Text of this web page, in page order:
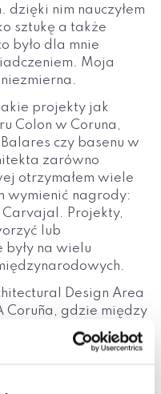
dzięki nim nauczyłem
sztukę a także
było dla mnie
Moja
projekty jak
Colon w Coruna,
czy basenu w
zarówno
otrzymałem wiele
wymienić nagrody:
Carvajal. Projekty,
lub
na wielu
Design Area
Coruña, gdzie między
obowiązki zastępcy
funkcję jej